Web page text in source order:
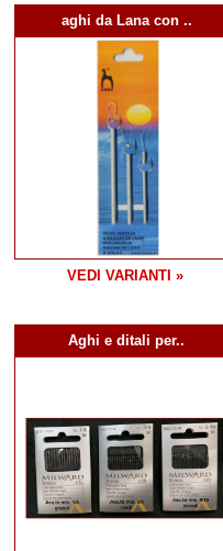
aghi da Lana con ..
VEDI VARIANTI »
Aghi e ditali per..